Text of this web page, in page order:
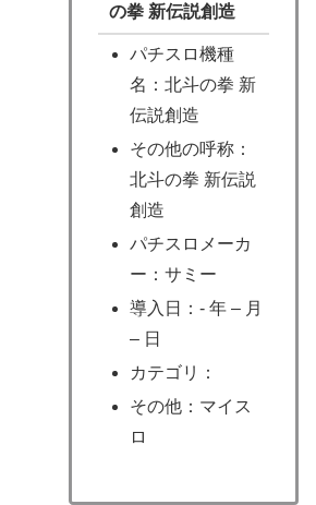
の拳 新伝説創造
パチスロ機種
名：北斗の拳 新
伝説創造
その他の呼称：
北斗の拳 新伝説
創造
パチスロメーカ
ー：サミー
導入日：- 年 – 月
– 日
カテゴリ：
その他：マイス
ロ